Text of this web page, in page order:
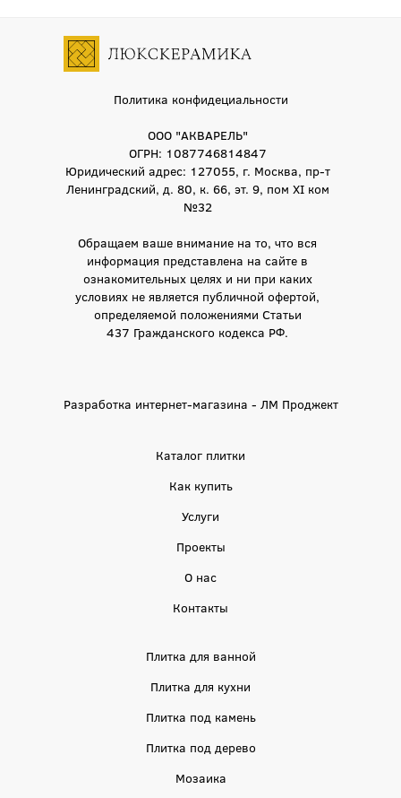
Политика конфидециальности
ООО "АКВАРЕЛЬ"
ОГРН: 1087746814847
Юридический адрес: 127055, г. Москва, пр-т
Ленинградский, д. 80, к. 66, эт. 9, пом XI ком
№32
Обращаем ваше внимание на то, что вся
информация представлена на сайте в
ознакомительных целях и ни при каких
условиях не является публичной офертой,
определяемой положениями Статьи
437 Гражданского кодекса РФ.
Разработка интернет-магазина - ЛМ Проджект
Каталог плитки
Как купить
Услуги
Проекты
О нас
Контакты
Плитка для ванной
Плитка для кухни
Плитка под камень
Плитка под дерево
Мозаика